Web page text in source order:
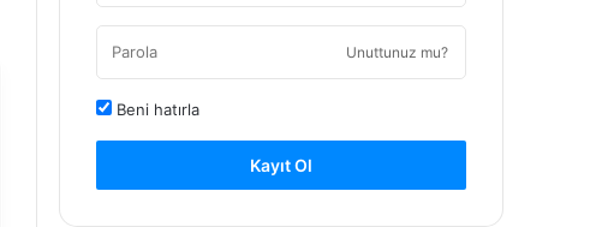
Unuttunuz mu?
Beni hatırla
Kayıt Ol